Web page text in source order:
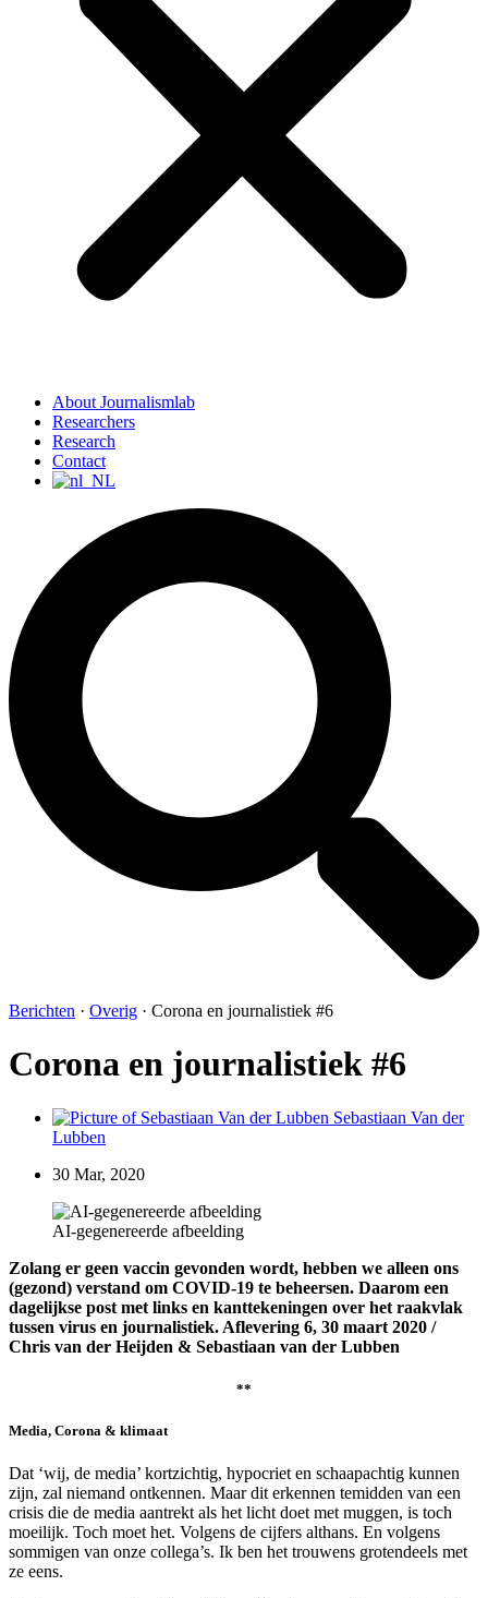
About Journalismlab
Researchers
Research
Contact
Berichten · Overig · Corona en journalistiek #6
Corona en journalistiek #6
Sebastiaan Van der
Lubben
30 Mar, 2020
AI-gegenereerde afbeelding
Zolang er geen vaccin gevonden wordt, hebben we alleen ons
(gezond) verstand om COVID-19 te beheersen. Daarom een
dagelijkse post met links en kanttekeningen over het raakvlak
tussen virus en journalistiek. Aflevering 6, 30 maart 2020 /
Chris van der Heijden & Sebastiaan van der Lubben
**
Media, Corona & klimaat
Dat ‘wij, de media’ kortzichtig, hypocriet en schaapachtig kunnen
zijn, zal niemand ontkennen. Maar dit erkennen temidden van een
crisis die de media aantrekt als het licht doet met muggen, is toch
moeilijk. Toch moet het. Volgens de cijfers althans. En volgens
sommigen van onze collega’s. Ik ben het trouwens grotendeels met
ze eens.